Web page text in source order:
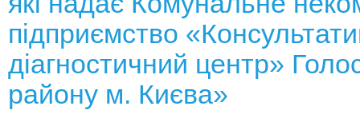
підприємство
діагностичний центр»
району м. Києва»